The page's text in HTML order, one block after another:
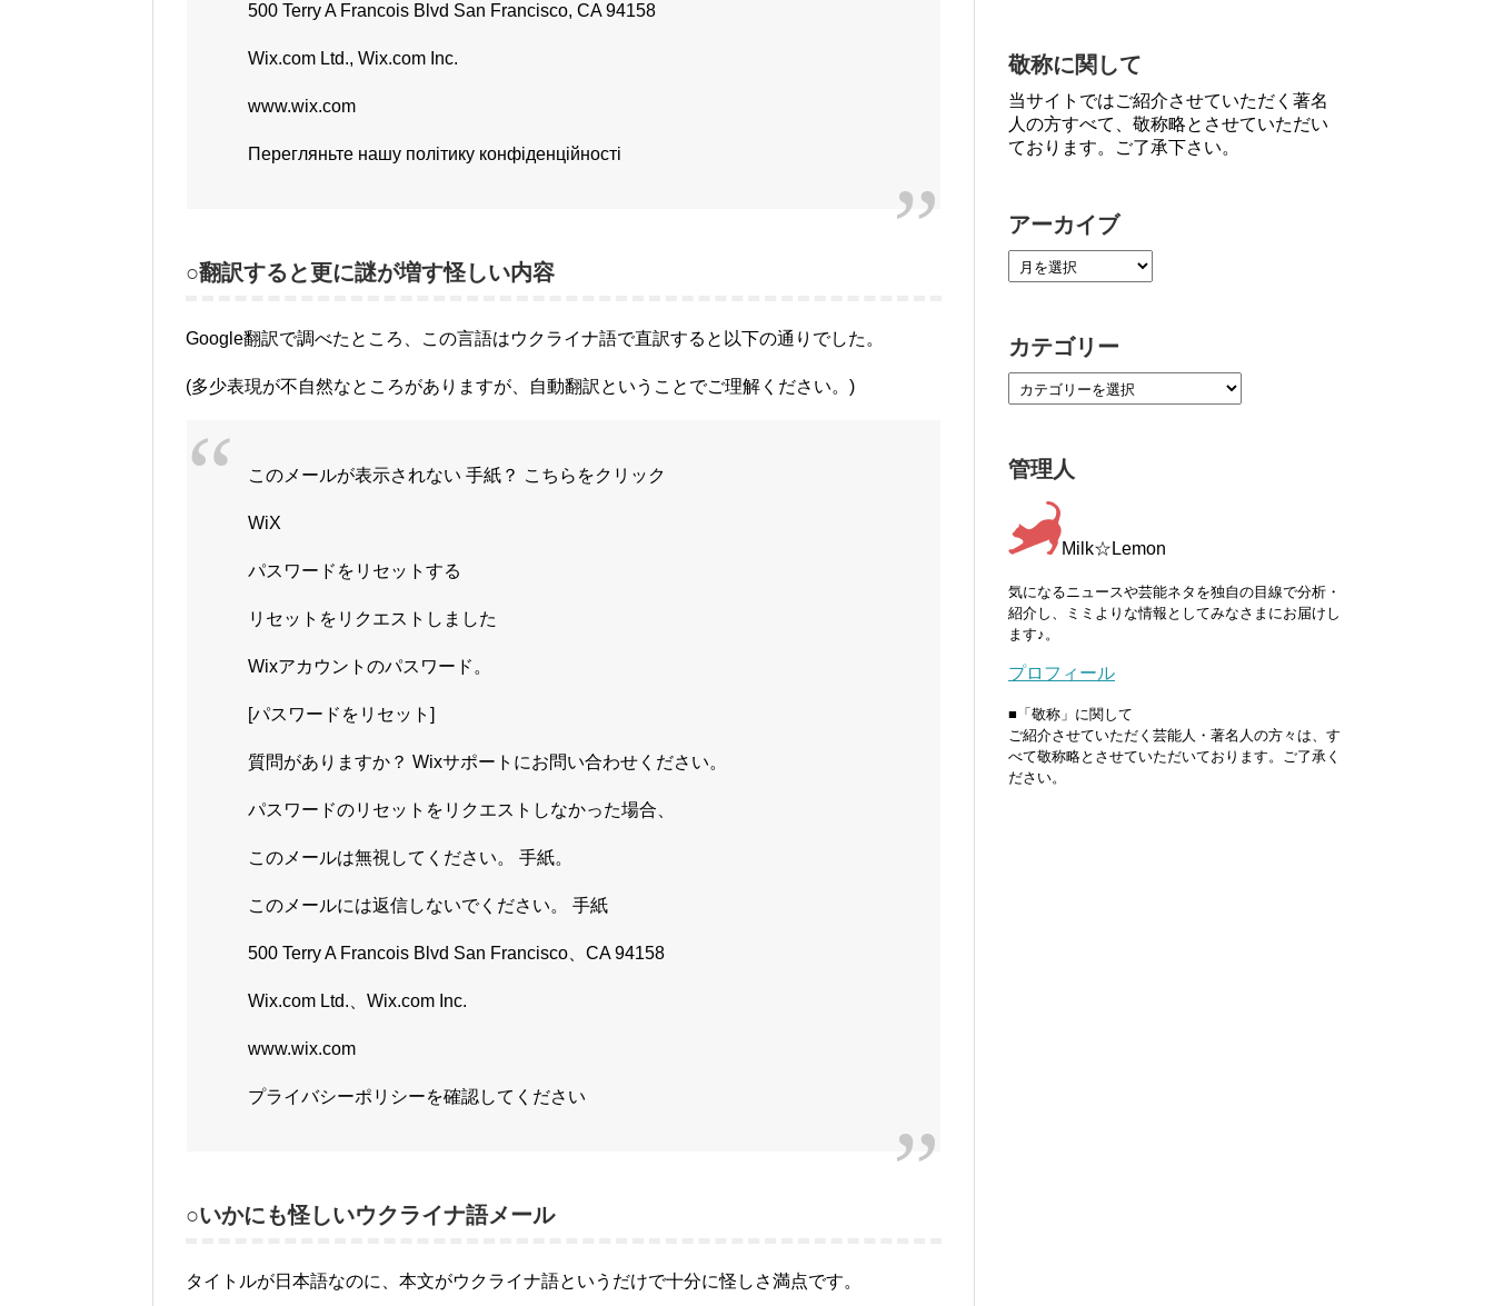
500 Terry A Francois Blvd San Francisco, CA 94158
Wix.com Ltd., Wix.com Inc.
www.wix.com
Перегляньте нашу політику конфіденційності
○翻訳すると更に謎が増す怪しい内容
Google翻訳で調べたところ、この言語はウクライナ語で直訳すると以下の通りでした。
(多少表現が不自然なところがありますが、自動翻訳ということでご理解ください。)
このメールが表示されない 手紙？ こちらをクリック
WiX
パスワードをリセットする
リセットをリクエストしました
Wixアカウントのパスワード。
[パスワードをリセット]
質問がありますか？ Wixサポートにお問い合わせください。
パスワードのリセットをリクエストしなかった場合、
このメールは無視してください。 手紙。
このメールには返信しないでください。 手紙
500 Terry A Francois Blvd San Francisco、CA 94158
Wix.com Ltd.、Wix.com Inc.
www.wix.com
プライバシーポリシーを確認してください
○いかにも怪しいウクライナ語メール
タイトルが日本語なのに、本文がウクライナ語というだけで十分に怪しさ満点です。
敬称に関して
当サイトではご紹介させていただく著名
人の方すべて、敬称略とさせていただい
ております。ご了承下さい。
アーカイブ
カテゴリー
管理人
Milk☆Lemon
気になるニュースや芸能ネタを独自の目線で分析・
紹介し、ミミよりな情報としてみなさまにお届けし
ます♪。
プロフィール
■「敬称」に関して
ご紹介させていただく芸能人・著名人の方々は、す
べて敬称略とさせていただいております。ご了承く
ださい。